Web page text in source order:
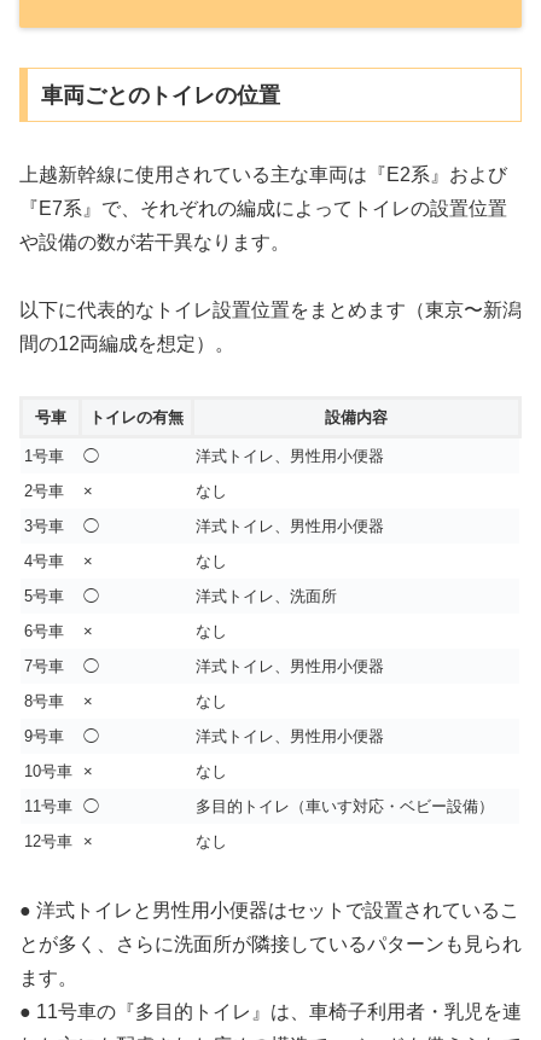
車両ごとのトイレの位置
上越新幹線に使用されている主な車両は『E2系』および
『E7系』で、それぞれの編成によってトイレの設置位置
や設備の数が若干異なります。
以下に代表的なトイレ設置位置をまとめます（東京〜新潟
間の12両編成を想定）。
号車 トイレの有無 設備内容
1号車 ◯
洋式トイレ、男性用小便器
2号車
×
なし
3号車
◯
洋式トイレ、男性用小便器
4号車
×
なし
5号車
◯
洋式トイレ、洗面所
6号車
×
なし
7号車
◯
洋式トイレ、男性用小便器
8号車
×
なし
9号車
◯
洋式トイレ、男性用小便器
10号車
×
なし
11号車 ◯
多目的トイレ（車いす対応・ベビー設備）
12号車
× なし
● 洋式トイレと男性用小便器はセットで設置されているこ
とが多く、さらに洗面所が隣接しているパターンも見られ
ます。
● 11号車の『多目的トイレ』は、車椅子利用者・乳児を連